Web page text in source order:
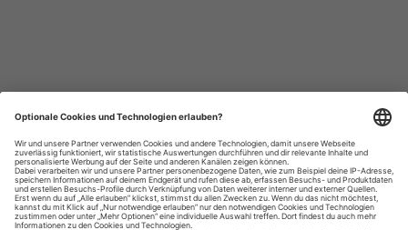
Datenschutzhinweise
Impressum
Privatsphäre-Einstellungen